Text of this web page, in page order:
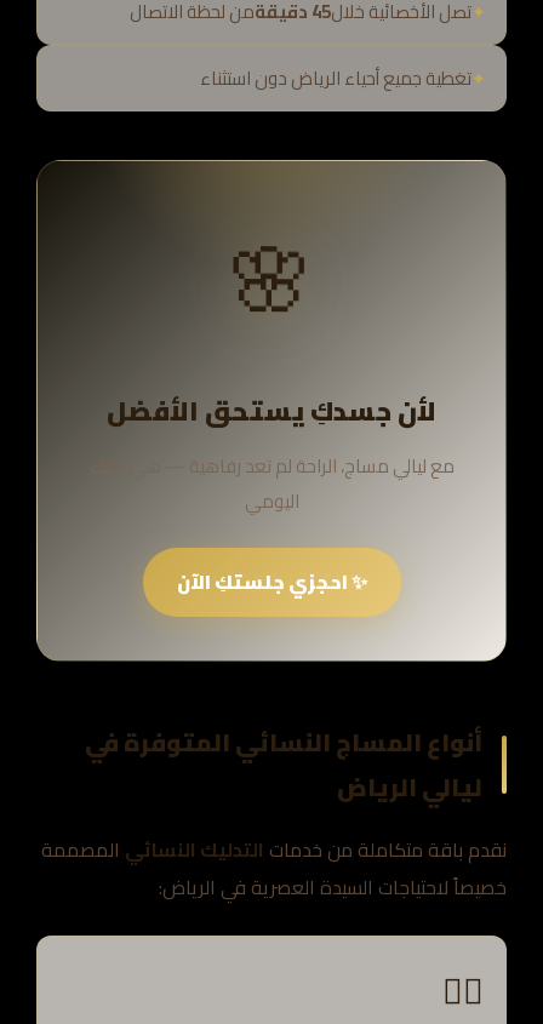
تصل الأخصائية خلال45 دقيقة
من لحظة الاتصال
تغطية جميع أحياء الرياض دون استثناء
🌸
لأن جسدكِ يستحق الأفضل
مع ليالي مساج، الراحة لم تعد رفاهية — هي حقكِ
اليومي
✨ احجزي جلستكِ الآن
أنواع المساج النسائي المتوفرة في
ليالي الرياض
نقدم باقة متكاملة من خدمات التدليك النسائي المصممة
خصيصاً لاحتياجات السيدة العصرية في الرياض:
💆‍♀️